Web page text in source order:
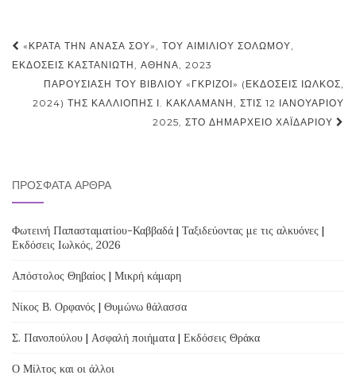
Post
navigation
«ΚΡΆΤΑ ΤΗΝ ΑΝΆΣΑ ΣΟΥ», ΤΟΥ ΑΙΜΊΛΙΟΥ ΣΟΛΩΜΟΎ,
ΕΚΔΌΣΕΙΣ ΚΑΣΤΑΝΙΏΤΗ, ΑΘΉΝΑ, 2023
ΠΑΡΟΥΣΊΑΣΗ ΤΟΥ ΒΙΒΛΊΟΥ «ΓΚΡΊΖΟΙ» (ΕΚΔΌΣΕΙΣ ΙΩΛΚΌΣ,
2024) ΤΗΣ ΚΑΛΛΙΌΠΗΣ Ι. ΚΑΚΛΑΜΆΝΗ, ΣΤΙΣ 12 ΙΑΝΟΥΑΡΊΟΥ
2025, ΣΤΟ ΔΗΜΑΡΧΕΊΟ ΧΑΪΔΑΡΊΟΥ
ΠΡΌΣΦΑΤΑ ΆΡΘΡΑ
Φωτεινή Παπασταματίου-Καββαδά | Ταξιδεύοντας με τις αλκυόνες |
Εκδόσεις Ιωλκός, 2026
Απόστολος Θηβαίος | Μικρή κάμαρη
Νίκος Β. Ορφανός | Θυμώνω θάλασσα
Σ. Πανοπούλου | Ασφαλή ποιήματα | Εκδόσεις Θράκα
Ο Μίλτος και οι άλλοι